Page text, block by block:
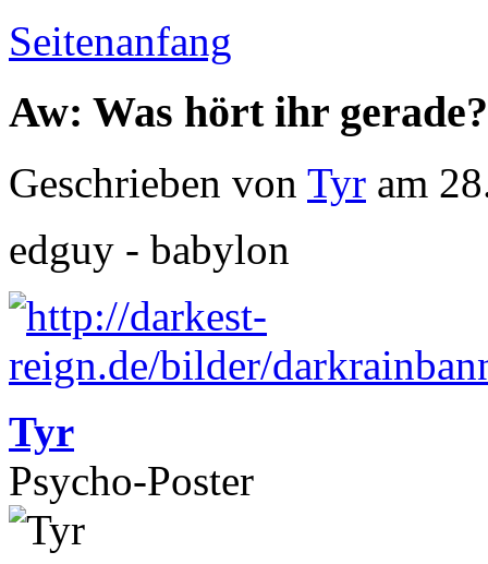
Seitenanfang
Aw: Was hört ihr gerade?
Geschrieben von Tyr am
edguy - babylon
Tyr
Psycho-Poster